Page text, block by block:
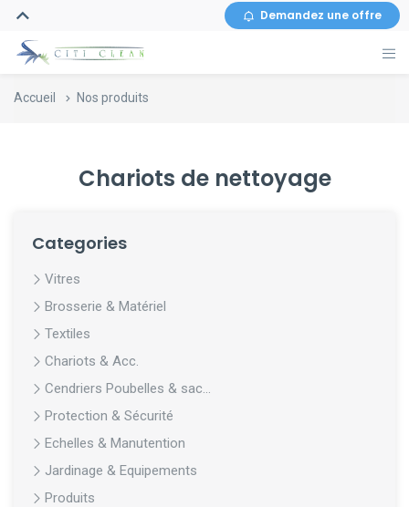
Demandez une offre
Accueil Nos produits
Chariots de nettoyage
Categories
Vitres
Brosserie & Matériel
Textiles
Chariots & Acc.
Cendriers Poubelles & sac...
Protection & Sécurité
Echelles & Manutention
Jardinage & Equipements
Produits